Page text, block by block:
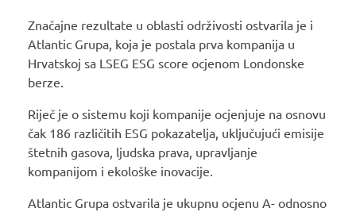
Značajne rezultate u oblasti održivosti ostvarila je i
Atlantic Grupa, koja je postala prva kompanija u
Hrvatskoj sa LSEG ESG score ocjenom Londonske
berze.
Riječ je o sistemu koji kompanije ocjenjuje na osnovu
čak 186 različitih ESG pokazatelja, uključujući emisije
štetnih gasova, ljudska prava, upravljanje
kompanijom i ekološke inovacije.
Atlantic Grupa ostvarila je ukupnu ocjenu A- odnosno